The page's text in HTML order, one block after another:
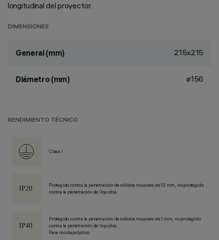
longitudinal del proyector.
DIMENSIONES
General (mm) 215x215
Diámetro (mm) ø156
RENDIMIENTO TÉCNICO
Class I
Protegido contra la penetración de sólidos mayores de 12 mm, no protegido
contra la penetración de líquidos.
Protegido contra la penetración de sólidos mayores de 1 mm, no protegido
contra la penetración de líquidos.
Para montaje óptico